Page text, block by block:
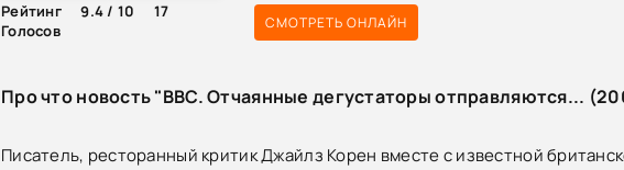
Рейтинг
9.4 / 10
17
Голосов
СМОТРЕТЬ ОНЛАЙН
Про что новость "BBC. Отчаянные дегустаторы отправляются...
Писатель, ресторанный критик Джайлз Корен вместе с известной